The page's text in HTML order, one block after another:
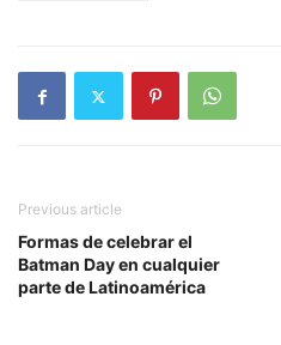
Previous article
Formas de celebrar el
Batman Day en cualquier
parte de Latinoamérica